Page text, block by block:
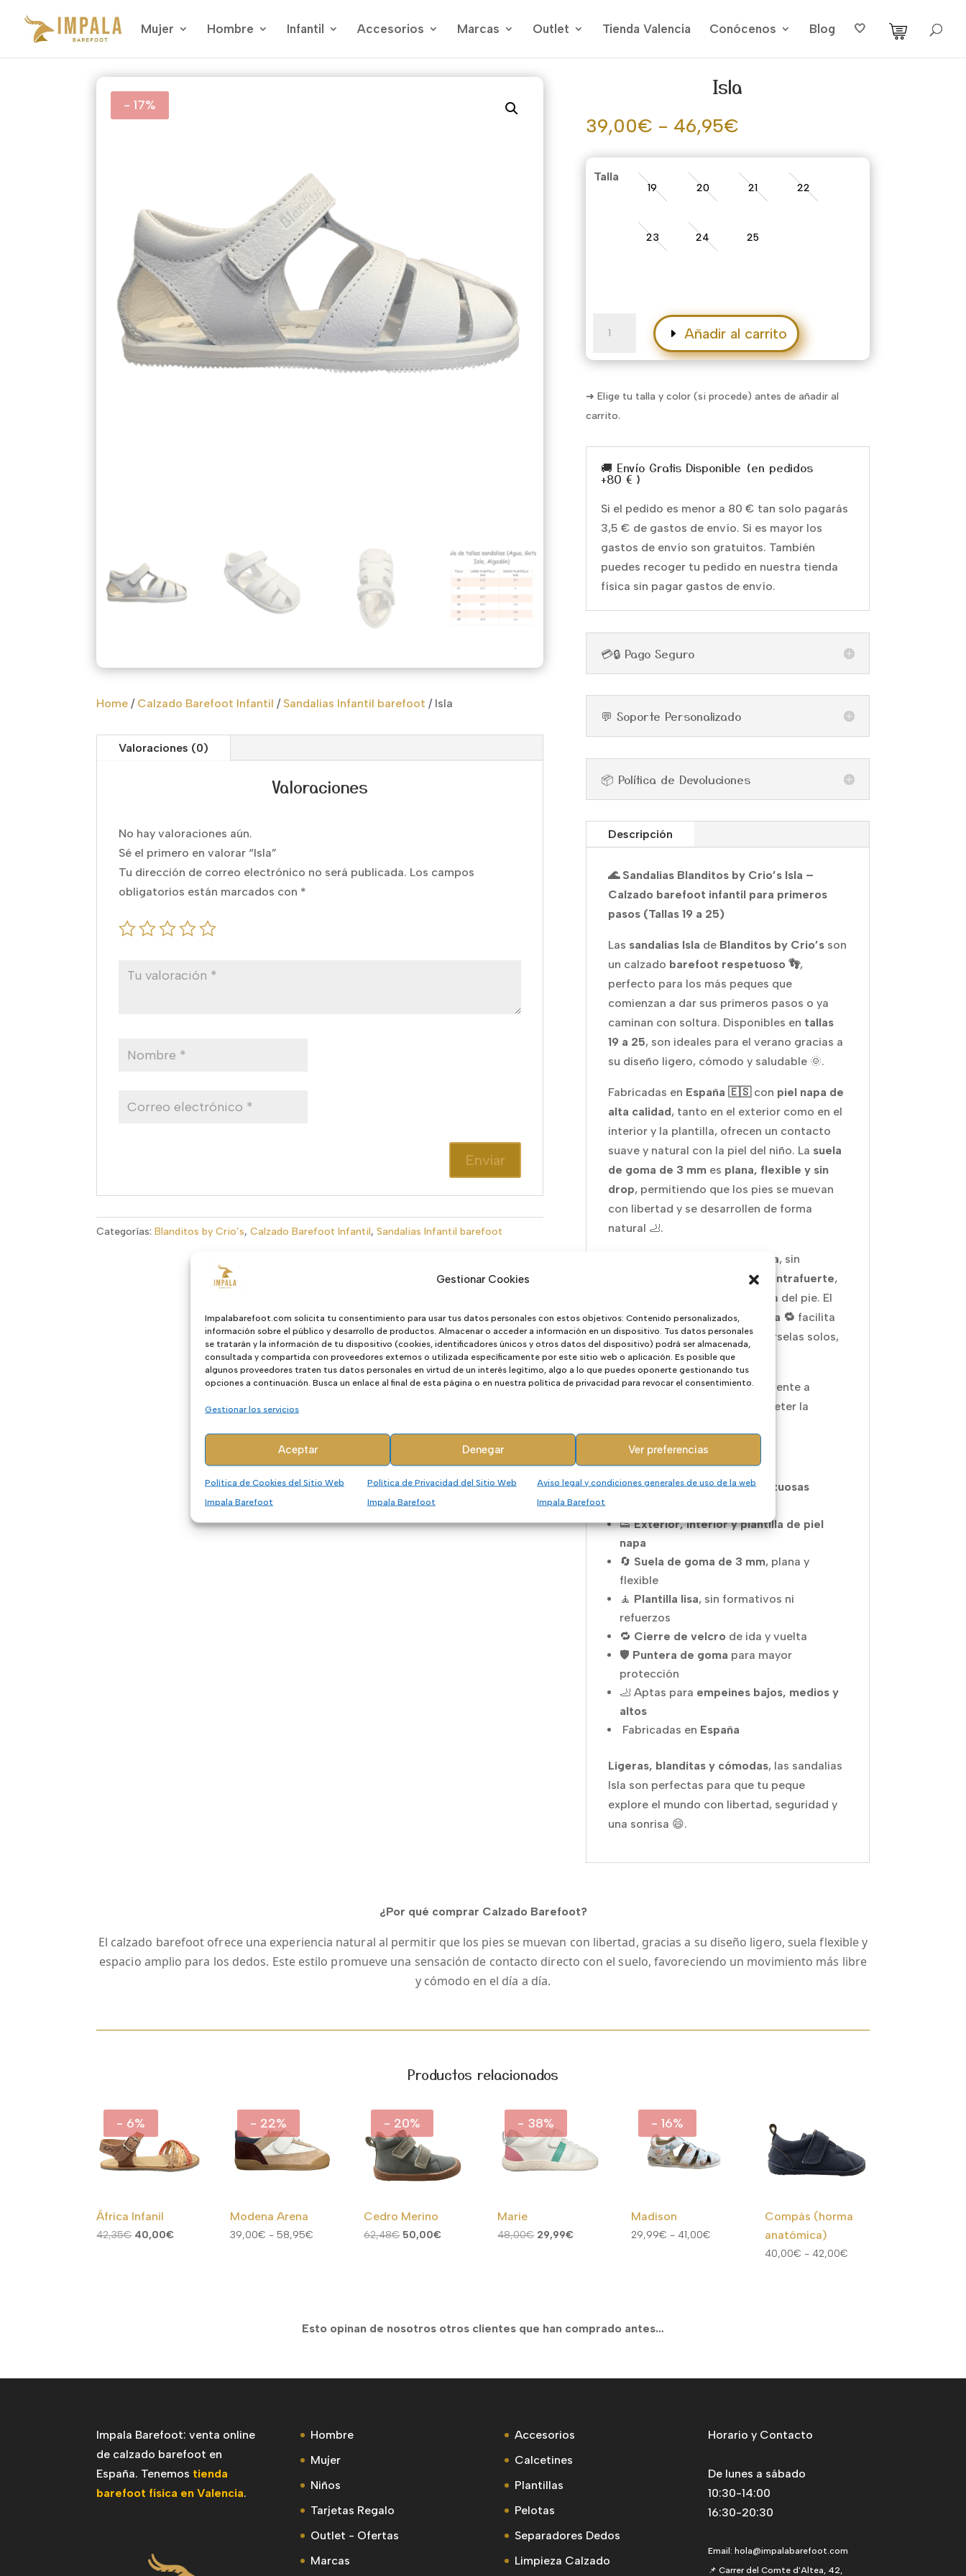
Gestionar Cookies
Impalabarefoot.com solicita tu consentimiento para usar tus datos personales con estos objetivos: Contenido personalizados,
información sobre el público y desarrollo de productos. Almacenar o acceder a información en un dispositivo. Tus datos personales
se tratarán y la información de tu dispositivo (cookies, identificadores únicos y otros datos del dispositivo) podrá ser almacenada,
consultada y compartida con proveedores externos o utilizada específicamente por este sitio web o aplicación. Es posible que
algunos proveedores traten tus datos personales en virtud de un interés legítimo, algo a lo que puedes oponerte gestionando tus
opciones a continuación. Busca un enlace al final de esta página o en nuestra política de privacidad para revocar el consentimiento.
Gestionar los servicios
Aceptar Denegar Ver preferencias
Política de Cookies del Sitio Web
Impala Barefoot
Política de Privacidad del Sitio Web
Impala Barefoot
Aviso legal y condiciones generales de uso de la web
Impala Barefoot
Mujer Hombre Infantil Accesorios Marcas Outlet Tienda Valencia Conócenos Blog 🤍
- 17%
Home / Calzado Barefoot Infantil / Sandalias Infantil barefoot / Isla
Valoraciones (0)
Valoraciones
No hay valoraciones aún.
Sé el primero en valorar “Isla”
Tu dirección de correo electrónico no será publicada. Los campos
obligatorios están marcados con *
Categorías: Blanditos by Crio’s,Calzado Barefoot Infantil,Sandalias Infantil barefoot
Isla
39,00€ - 46,95€Rango
precios:
desde
39,00€
46,95€
Talla
19 20 21 22
23 24 25
Añadir al carrito
➜ Elige tu talla y color (si procede) antes de añadir al
carrito.
🚚 Envío Gratis Disponible (en pedidos
+80 € )
Si el pedido es menor a 80 € tan solo pagarás
3,5 € de gastos de envío. Si es mayor los
gastos de envío son gratuitos. También
puedes recoger tu pedido en nuestra tienda
física sin pagar gastos de envío.
💳🔒 Pago Seguro
💬 Soporte Personalizado
📦 Política de Devoluciones
Descripción
🌊 Sandalias Blanditos by Crio’s Isla –
Calzado barefoot infantil para primeros
pasos (Tallas 19 a 25)
Las sandalias Isla de Blanditos by Crio’sson
un calzado barefoot respetuoso 👣,
perfecto para los más peques que
comienzan a dar sus primeros pasos o ya
caminan con soltura. Disponibles en tallas
19 a 25, son ideales para el verano gracias a
su diseño ligero, cómodo y saludable 🌞.
Fabricadas en España 🇪🇸con piel napa de
alta calidad, tanto en el exterior como en el
interior y la plantilla, ofrecen un contacto
suave y natural con la piel del niño. La suela
de goma de 3 mmes plana, flexible y sin
drop, permitiendo que los pies se muevan
con libertad y se desarrollen de forma
natural 🦶.
plantilla completamente lisa, sin
ausencia de contrafuerte,
respetan al máximo la fisiología del pie. El
cierre de velcro de ida y vuelta 🔁 facilita
que puedan ponérselas y quitárselas solos,
favoreciendo su autonomía 💪.
Lapuntera de gomaprotege frente a
pequeños golpes sin comprometer la
✅ Características principales:
🩴 Sandaliasbarefoot respetuosas
👟Exterior, interior y plantilla de piel
napa
🔄 Suela de goma de 3 mm, plana y
flexible
🧘 Plantilla lisa, sin formativos ni
refuerzos
🔁 Cierre de velcro de ida y vuelta
🛡️ Puntera de goma para mayor
protección
🦶 Aptas para empeines bajos, medios y
altos
Fabricadas en España
Ligeras, blanditas y cómodas, las sandalias
Isla son perfectas para que tu peque
explore el mundo con libertad, seguridad y
una sonrisa 😄.
¿Por qué comprar Calzado Barefoot?
El calzado barefoot ofrece una experiencia natural al permitir que los pies se muevan con libertad, gracias a su diseño ligero, suela flexible y
espacio amplio para los dedos. Este estilo promueve una sensación de contacto directo con el suelo, favoreciendo un movimiento más libre
y cómodo en el día a día.
Productos relacionados
- 6%
África Infanil
42,35€ El
40,00€El
- 22%
Modena Arena
39,00€ - 58,95€
hasta
- 20%
Cedro Merino
62,48€ El
50,00€El
- 38%
Marie
48,00€ El
29,99€El
- 16%
Madison
29,99€ - 41,00€
Compás (horma
anatómica)
40,00€ - 42,00€
Esto opinan de nosotros otros clientes que han comprado antes…
Impala Barefoot: venta online
de calzado barefoot en
España. Tenemos tienda
barefoot física en Valencia.
Hombre
Mujer
Niños
Tarjetas Regalo
Outlet - Ofertas
Marcas
Accesorios
Calcetines
Plantillas
Pelotas
Separadores Dedos
Limpieza Calzado
Horario y Contacto
De lunes a sábado
10:30-14:00
16:30-20:30
Email: hola@impalabarefoot.com
📌 Carrer del Comte d'Altea, 42,